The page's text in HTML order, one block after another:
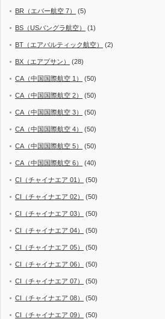
BR（エバー航空 7） (5)
BS（USバングラ航空） (1)
BT（エアバルティック航空） (2)
BX（エアプサン） (28)
CA（中国国際航空 1） (50)
CA（中国国際航空 2） (50)
CA（中国国際航空 3） (50)
CA（中国国際航空 4） (50)
CA（中国国際航空 5） (50)
CA（中国国際航空 6） (40)
CI（チャイナエア 01） (50)
CI（チャイナエア 02） (50)
CI（チャイナエア 03） (50)
CI（チャイナエア 04） (50)
CI（チャイナエア 05） (50)
CI（チャイナエア 06） (50)
CI（チャイナエア 07） (50)
CI（チャイナエア 08） (50)
CI（チャイナエア 09） (50)